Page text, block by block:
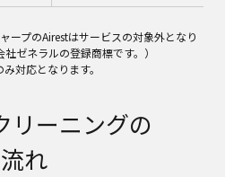
ープのAirestはサービスの対象外となり
ゼネラルの登録商標です。）
対応となります。
リーニングの
流れ